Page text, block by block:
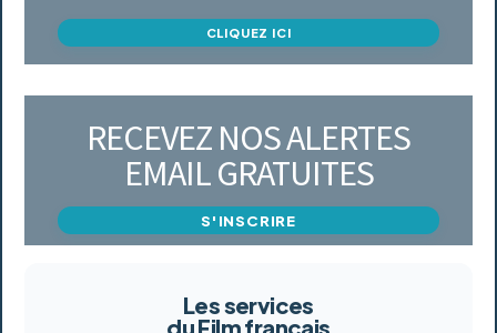
CLIQUEZ ICI
RECEVEZ NOS ALERTES
EMAIL GRATUITES
S'INSCRIRE
Les services
du Film français